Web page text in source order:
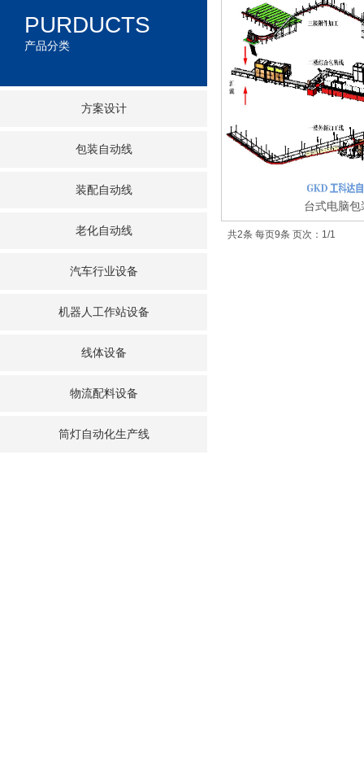
台式电脑包
共2条 每页9条 页次：1/1
PURDUCTS
产品分类
方案设计
包装自动线
装配自动线
老化自动线
汽车行业设备
机器人工作站设备
线体设备
物流配料设备
筒灯自动化生产线